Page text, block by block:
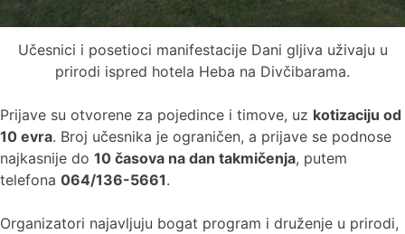
Učesnici i posetioci manifestacije Dani gljiva uživaju u
prirodi ispred hotela Heba na Divčibarama.
Prijave su otvorene za pojedince i timove, uz kotizaciju od
10 evra. Broj učesnika je ograničen, a prijave se podnose
najkasnije do 10 časova na dan takmičenja, putem
telefona 064/136-5661.
Organizatori najavljuju bogat program i druženje u prirodi,